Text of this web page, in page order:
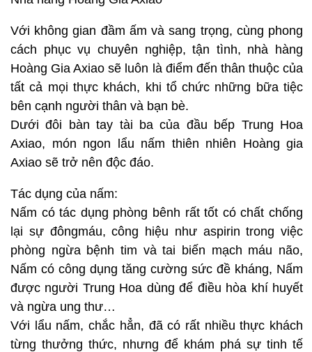
Với không gian đầm ấm và sang trọng, cùng phong
cách phục vụ chuyên nghiệp, tận tình, nhà hàng
Hoàng Gia Axiao sẽ luôn là điểm đến thân thuộc của
tất cả mọi thực khách, khi tổ chức những bữa tiệc
bên cạnh người thân và bạn bè.
Dưới đôi bàn tay tài ba của đầu bếp Trung Hoa
Axiao, món ngon lẩu nấm thiên nhiên Hoàng gia
Axiao sẽ trở nên độc đáo.
Tác dụng của nấm:
Nấm có tác dụng phòng bênh rất tốt có chất chống
lại sự đôngmáu, công hiệu như aspirin trong việc
phòng ngừa bệnh tim và tai biến mạch máu não,
Nấm có công dụng tăng cường sức đề kháng, Nấm
được người Trung Hoa dùng để điều hòa khí huyết
và ngừa ung thư…
Với lẩu nấm, chắc hẳn, đã có rất nhiều thực khách
từng thưởng thức, nhưng để khám phá sự tinh tế